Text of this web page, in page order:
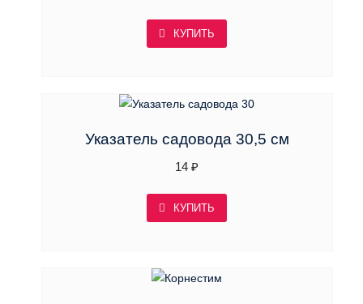
КУПИТЬ
Указатель садовода 30,5 см
14₽
КУПИТЬ